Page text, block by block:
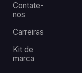
Contate-
nos
Carreiras
Kit de
marca